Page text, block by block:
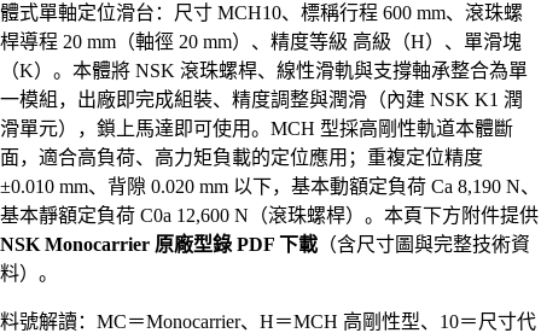
體式單軸定位滑台：尺寸 MCH10、標稱行程 600 mm、滾珠螺
桿導程 20 mm（軸徑 20 mm）、精度等級 高級（H）、單滑塊
（K）。本體將 NSK 滾珠螺桿、線性滑軌與支撐軸承整合為單
一模組，出廠即完成組裝、精度調整與潤滑（內建 NSK K1 潤
滑單元），鎖上馬達即可使用。MCH 型採高剛性軌道本體斷
面，適合高負荷、高力矩負載的定位應用；重複定位精度
±0.010 mm、背隙 0.020 mm 以下，基本動額定負荷 Ca 8,190 N、
基本靜額定負荷 C0a 12,600 N（滾珠螺桿）。本頁下方附件提供
NSK Monocarrier 原廠型錄 PDF 下載 （含尺寸圖與完整技術資
料）。
料號解讀：MC＝Monocarrier、H＝MCH 高剛性型、10＝尺寸代